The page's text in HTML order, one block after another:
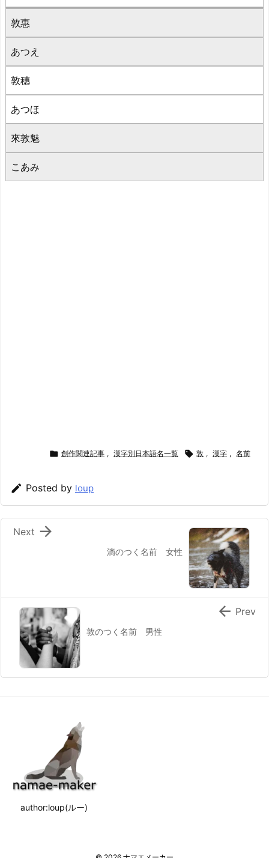
敦惠
あつえ
敦穗
あつほ
來敦魅
こあみ
 創作関連記事 , 漢字別日本語名一覧  敦 , 漢字 , 名前
 Posted by loup
滴のつく名前 女性

Next
敦のつく名前 男性
 Prev
author:loup(ルー)